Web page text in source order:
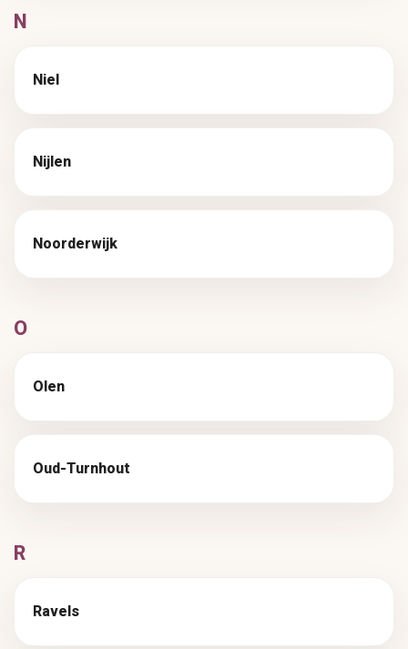
N
Niel
Nijlen
Noorderwijk
O
Olen
Oud-Turnhout
R
Ravels